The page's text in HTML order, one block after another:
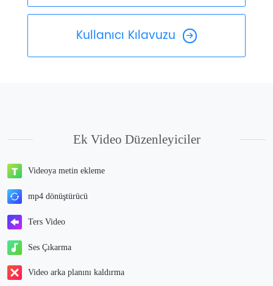
Kullanıcı Kılavuzu
Ek Video Düzenleyiciler
Videoya metin ekleme
mp4 dönüştürücü
Ters Video
Ses Çıkarma
Video arka planını kaldırma